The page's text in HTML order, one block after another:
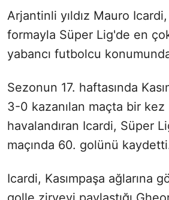
Arjantinli yıldız Mauro Icardi,
formayla Süper Lig'de en
yabancı futbolcu
Sezonun 17. haftasında
3-0 kazanılan maçta bir
havalandıran Icardi, Süper
maçında 60. golünü
Icardi, Kasımpaşa ağlarına